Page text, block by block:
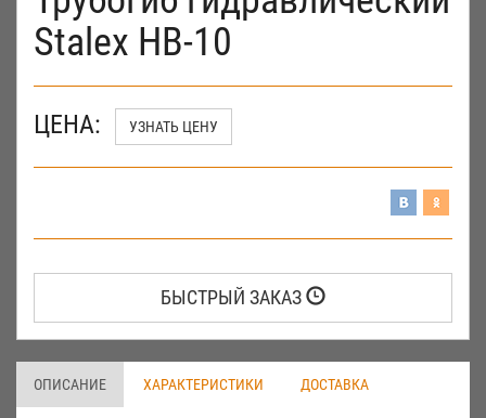
Stalex HB-10
ЦЕНА: УЗНАТЬ ЦЕНУ
БЫСТРЫЙ ЗАКАЗ
ОПИСАНИЕ ХАРАКТЕРИСТИКИ ДОСТАВКА